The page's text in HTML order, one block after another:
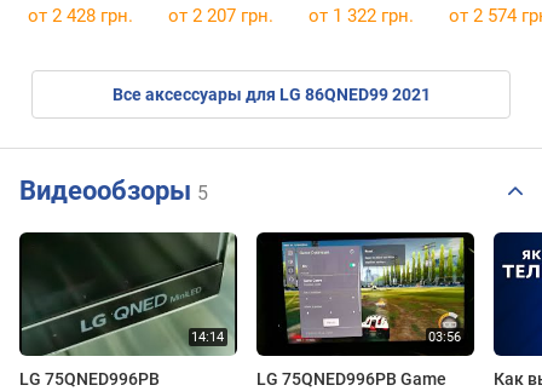
Gen)
от 2 428 грн. от 2 207 грн. от 1 322 грн. от 2 574
Все аксессуары для LG 86QNED99 2021
Видеообзоры 5
LG 75QNED996PB
LG 75QNED996PB Game
Как